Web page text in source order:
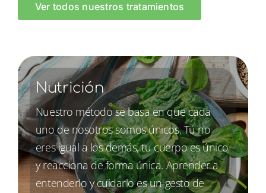
Ver todos nuestros tratamientos
Nutrición
Nuestro método se basa en que cada
uno de nosotros somos únicos. Tú no
eres igual a los demás, tu cuerpo es único
y reacciona de forma única. Aprender a
entenderlo y cuidarlo es un gesto de